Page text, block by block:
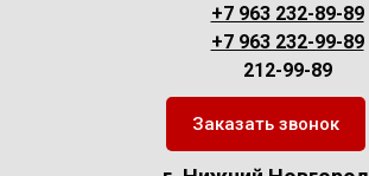
+7 963 232-89-89
+7 963 232-99-89
212-99-89
Заказать звонок